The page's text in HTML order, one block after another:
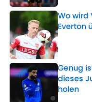
Wo wird
Everton
Published
Genug
dieses
holen